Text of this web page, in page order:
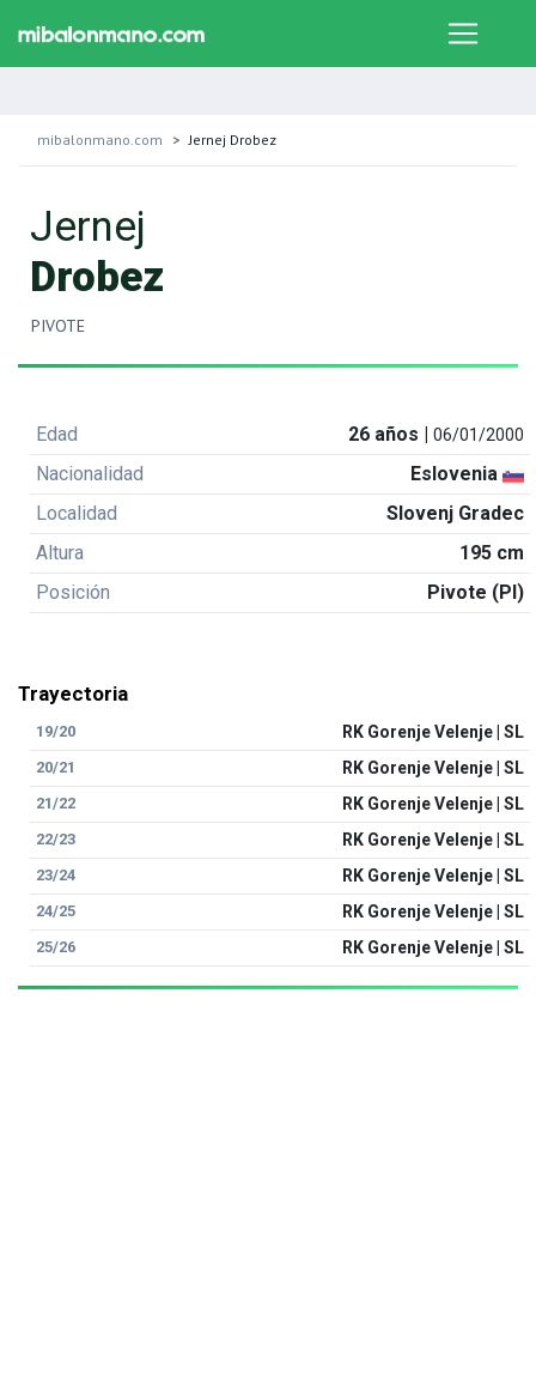
mibalonmano.com Jernej Drobez
Jernej
Drobez
PIVOTE
Edad 26 años |06/01/2000
Nacionalidad
Eslovenia
Localidad
Slovenj Gradec
Altura
195 cm
Posición
Pivote (PI)
Trayectoria
19/20 RK Gorenje Velenje | SL
20/21 RK Gorenje Velenje | SL
21/22 RK Gorenje Velenje | SL
22/23 RK Gorenje Velenje | SL
23/24 RK Gorenje Velenje | SL
24/25 RK Gorenje Velenje | SL
25/26 RK Gorenje Velenje | SL